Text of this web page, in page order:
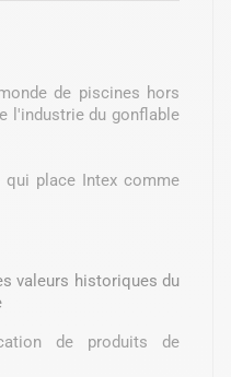
de piscines hors
l'industrie du gonflable
qui place Intex comme
valeurs historiques du
de produits de